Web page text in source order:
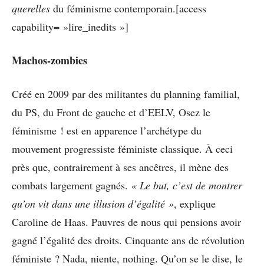
querelles du féminisme contemporain.[access
capability= »lire_inedits »]
Machos-zombies
Créé en 2009 par des militantes du planning familial,
du PS, du Front de gauche et d’EELV, Osez le
féminisme ! est en apparence l’archétype du
mouvement progressiste féministe classique. À ceci
près que, contrairement à ses ancêtres, il mène des
combats largement gagnés. « Le but, c’est de montrer
qu’on vit dans une illusion d’égalité », explique
Caroline de Haas. Pauvres de nous qui pensions avoir
gagné l’égalité des droits. Cinquante ans de révolution
féministe ? Nada, niente, nothing. Qu’on se le dise, le